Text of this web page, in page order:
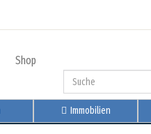
Shop
Immobilien